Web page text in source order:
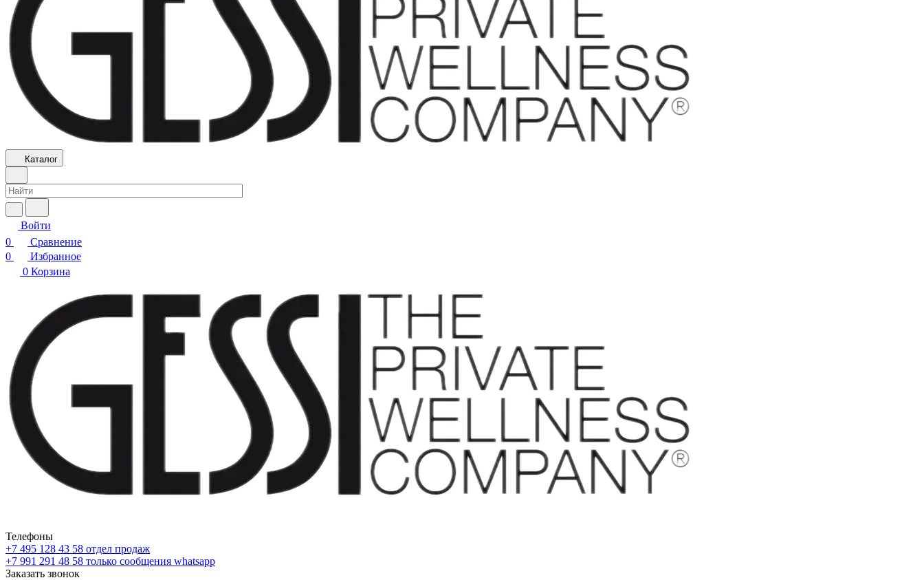
Каталог
Войти
0
Сравнение
0
Избранное
0 Корзина
Телефоны
+7 495 128 43 58 отдел продаж
+7 991 291 48 58 только сообщения whatsapp
Заказать звонок